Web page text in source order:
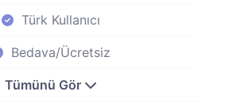
Türk Kullanıcı
Bedava/Ücretsiz
Tümünü Gör